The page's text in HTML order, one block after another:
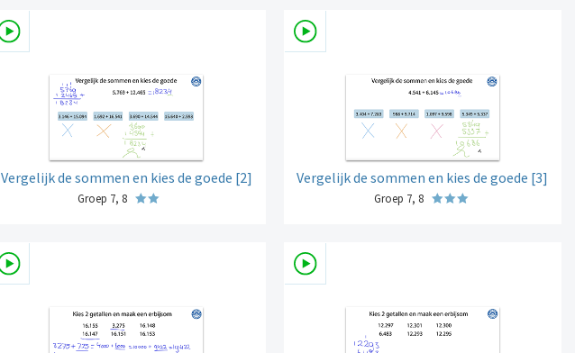
Vergelijk de sommen en kies de goede [2]
Groep 7, 8
Vergelijk de sommen en kies de goede [3]
Groep 7, 8